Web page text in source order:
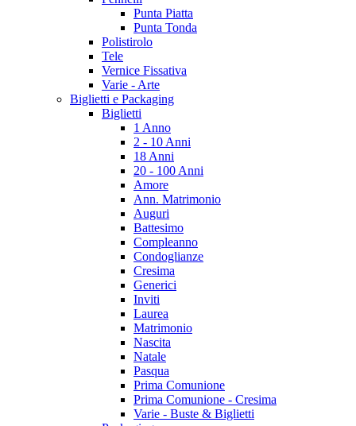
Punta Piatta
Punta Tonda
Polistirolo
Tele
Vernice Fissativa
Varie - Arte
Biglietti e Packaging
Biglietti
1 Anno
2 - 10 Anni
18 Anni
20 - 100 Anni
Amore
Ann. Matrimonio
Auguri
Battesimo
Compleanno
Condoglianze
Cresima
Generici
Inviti
Laurea
Matrimonio
Nascita
Natale
Pasqua
Prima Comunione
Prima Comunione - Cresima
Varie - Buste & Biglietti